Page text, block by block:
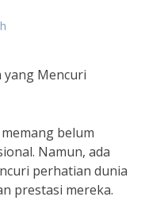
yang Mencuri
belum
Namun, ada
perhatian dunia
prestasi mereka.